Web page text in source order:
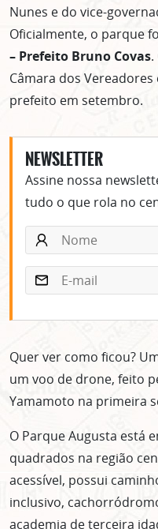
Nunes e do vice-
Oficialmente, o parque
– Prefeito Bruno Covas
Câmara dos
prefeito em setembro.
NEWSLETTER
Assine nossa
tudo o que rola no
Quer ver como ficou?
um voo de drone, feito
Yamamoto na primeira
O Parque Augusta está
quadrados na região
acessível, possui
inclusivo,
academia de terceira